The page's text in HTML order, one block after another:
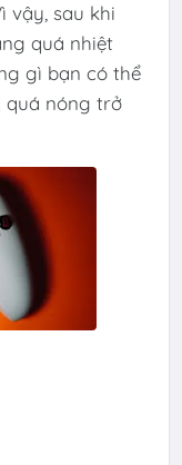
vậy, sau khi
quá nhiệt
gì bạn có thể
quá nóng trở